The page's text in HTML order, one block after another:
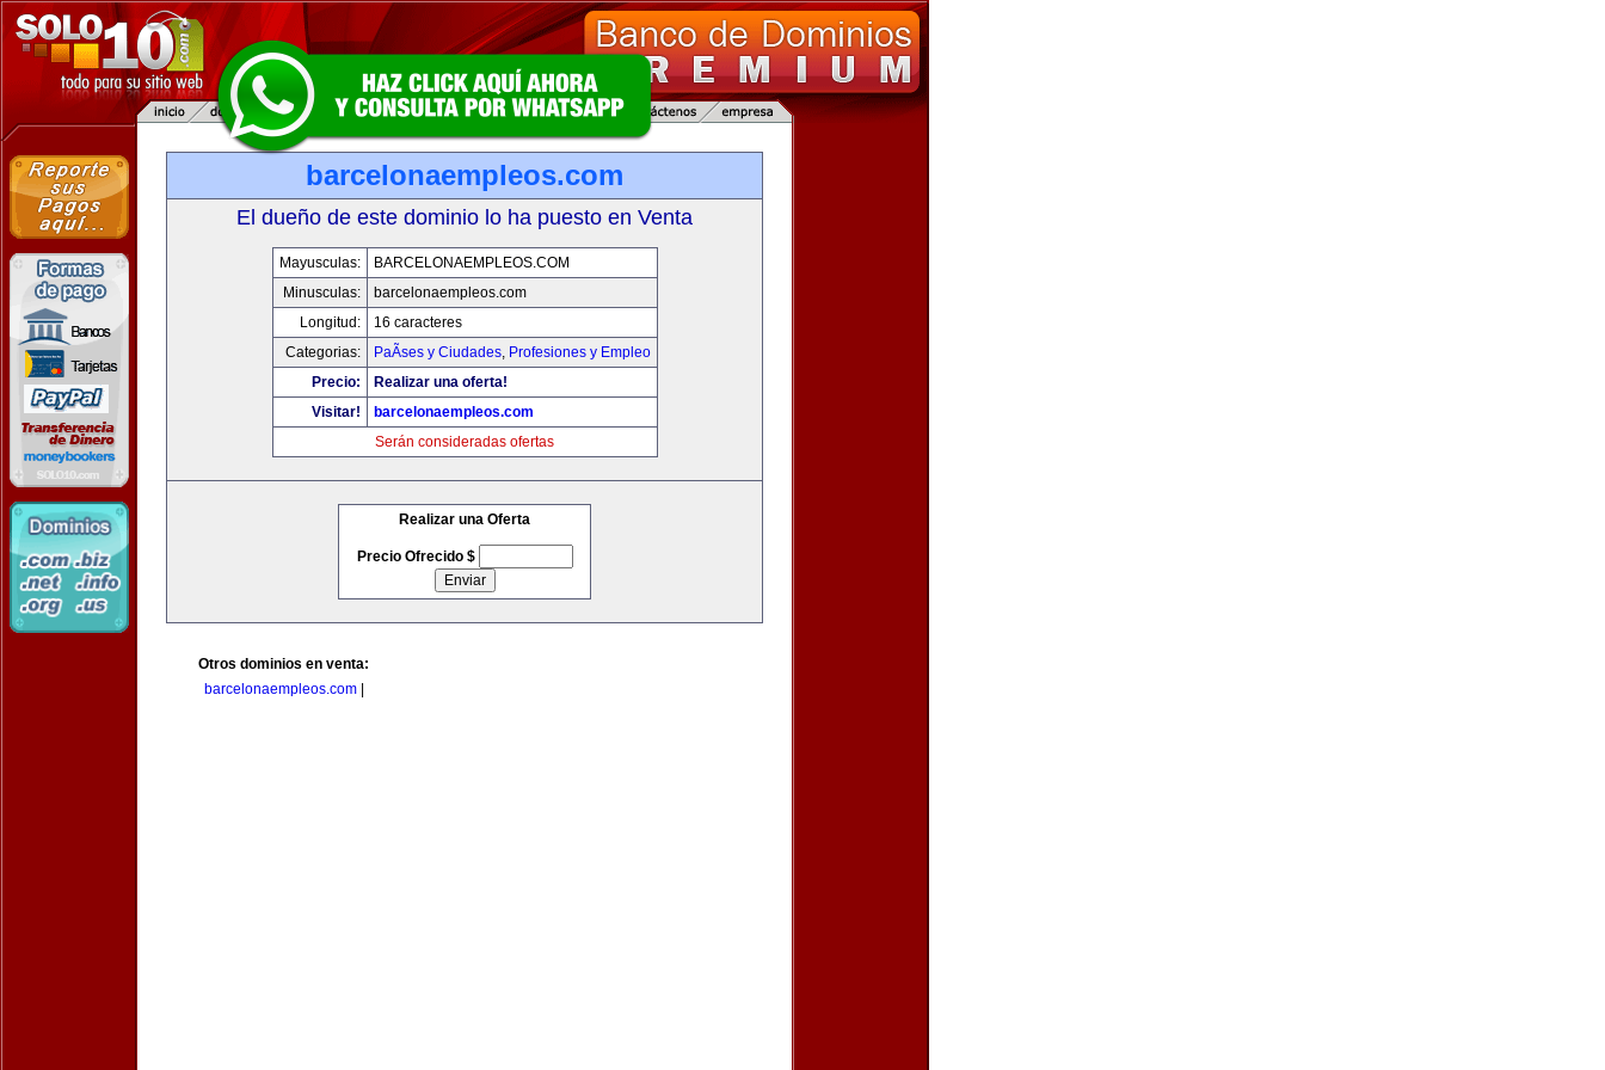
barcelonaempleos.com
El dueño de este dominio lo ha puesto en Venta
Mayusculas:
BARCELONAEMPLEOS.COM
Minusculas:
barcelonaempleos.com
Longitud:
16 caracteres
Categorias:
PaÃ­ses y Ciudades, Profesiones y Empleo
Precio:
Realizar una oferta!
Visitar!
barcelonaempleos.com
Serán consideradas ofertas
Realizar una Oferta
Precio Ofrecido $
Otros dominios en venta:
barcelonaempleos.com|